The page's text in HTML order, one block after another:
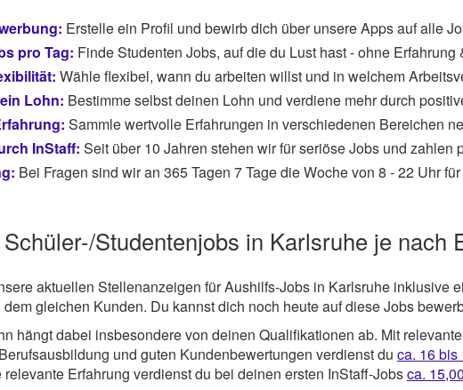
Erstelle ein Profil und bewirb dich über unsere Apps auf alle
pro Tag: Finde Studenten Jobs, auf die du Lust hast - ohne
Wähle flexibel, wann du arbeiten willst und in welchem
Lohn: Bestimme selbst deinen Lohn und verdiene mehr durch
Sammle wertvolle Erfahrungen in verschiedenen Bereichen
InStaff: Seit über 10 Jahren stehen wir für seriöse Jobs und zahlen
Bei Fragen sind wir an 365 Tagen 7 Tage die Woche von 8 - 22 Uhr
Studentenjobs in Karlsruhe je nach
aktuellen Stellenanzeigen für Aushilfs-Jobs in Karlsruhe inklusive
gleichen Kunden. Du kannst dich noch heute auf diese Jobs
hängt dabei insbesondere von deinen Qualifikationen ab. Mit
und guten Kundenbewertungen verdienst du ca. 16 bis
relevante Erfahrung verdienst du bei deinen ersten InStaff-Jobsca.